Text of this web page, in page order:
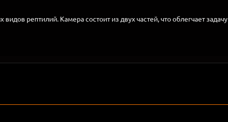
рептилий. Камера состоит из двух частей, что облегчает задачу